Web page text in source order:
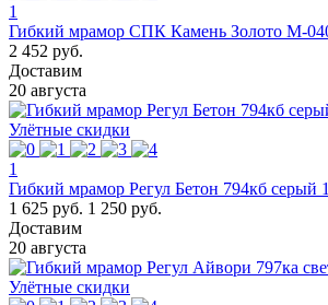
1
Гибкий мрамор СПК Камень Золото М-
2 452 руб.
Доставим
20 августа
Улётные скидки
1
Гибкий мрамор Регул Бетон 794кб серый
1 625 руб. 1 250 руб.
Доставим
20 августа
Улётные скидки